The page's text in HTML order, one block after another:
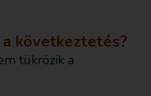
következtetés?
tükrözik a